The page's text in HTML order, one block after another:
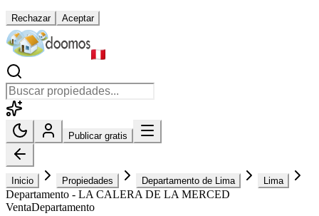
Rechazar Aceptar
Publicar gratis
Inicio Propiedades Departamento de Lima Lima
Departamento - LA CALERA DE LA MERCED
VentaDepartamento